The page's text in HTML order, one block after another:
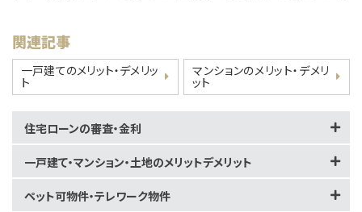
関連記事
一戸建てのメリット・デメリッ
ト
マンションのメリット・デメリ
ット
住宅ローンの審査・金利
一戸建て・マンション・土地のメリットデメリット
ペット可物件・テレワーク物件